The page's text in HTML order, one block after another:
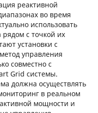
реактивной
во время
использовать
с точкой их
установки с
управления
совместно с
Grid системы.
должна осуществлять
в реальном
мощности и